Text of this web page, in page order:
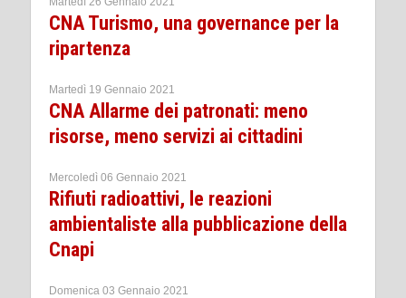
CNA Turismo, una governance per la
ripartenza
Martedì 19 Gennaio 2021
CNA Allarme dei patronati: meno
risorse, meno servizi ai cittadini
Mercoledì 06 Gennaio 2021
Rifiuti radioattivi, le reazioni
ambientaliste alla pubblicazione della
Cnapi
Domenica 03 Gennaio 2021